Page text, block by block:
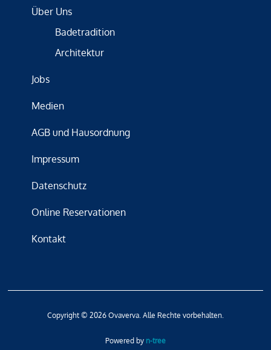
Über Uns
Badetradition
Architektur
Jobs
Medien
AGB und Hausordnung
Impressum
Datenschutz
Online Reservationen
Kontakt
Copyright © 2026 Ovaverva. Alle Rechte vorbehalten.
Powered by n-tree